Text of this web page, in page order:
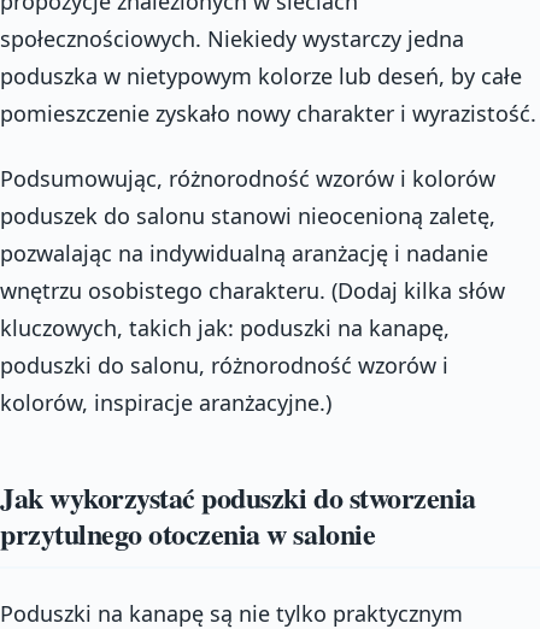
społecznościowych. Niekiedy wystarczy jedna
poduszka w nietypowym kolorze lub deseń, by całe
pomieszczenie zyskało nowy charakter i wyrazistość.
Podsumowując, różnorodność wzorów i kolorów
poduszek do salonu stanowi nieocenioną zaletę,
pozwalając na indywidualną aranżację i nadanie
wnętrzu osobistego charakteru. (Dodaj kilka słów
kluczowych, takich jak: poduszki na kanapę,
poduszki do salonu, różnorodność wzorów i
kolorów, inspiracje aranżacyjne.)
Jak wykorzystać poduszki do stworzenia
przytulnego otoczenia w salonie
Poduszki na kanapę są nie tylko praktycznym